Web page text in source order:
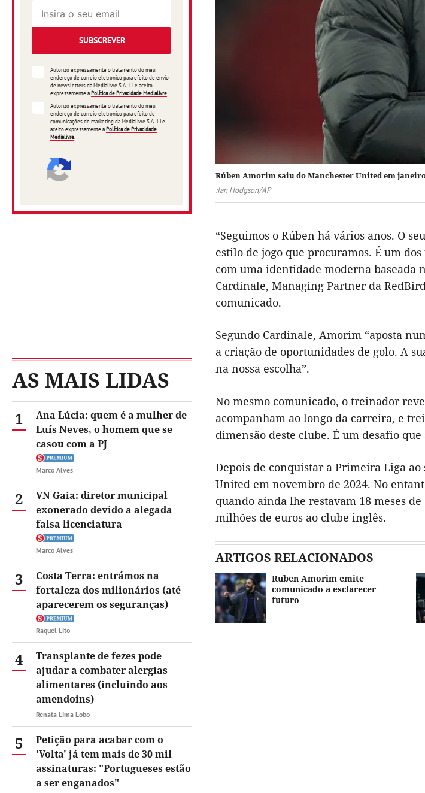
SUBSCREVER
Autorizo expressamente o tratamento do meu
endereço de correio eletrónico para efeito de envio
de newsletters da Medialivre S.A.. Li e aceito
expressamente aPolítica de Privacidade Medialivre
Autorizo expressamente o tratamento do meu
endereço de correio eletrónico para efeito de
comunicações de marketing da Medialivre S.A..Li e
aceito expressamente aPolítica de Privacidade
Medialivre
AS MAIS LIDAS
1
Ana Lúcia: quem é a mulher de
Luís Neves, o homem que se
casou com a PJ
Marco Alves
2
VN Gaia: diretor municipal
exonerado devido a alegada
falsa licenciatura
Marco Alves
3
Costa Terra: entrámos na
fortaleza dos milionários (até
aparecerem os seguranças)
Raquel Lito
4
Transplante de fezes pode
ajudar a combater alergias
alimentares (incluindo aos
amendoins)
Renata Lima Lobo
5
Petição para acabar com o
'Volta' já tem mais de 30 mil
assinaturas: "Portugueses estão
a ser enganados"
Rúben Amorim saiu do Manchester United em
:Ian Hodgson/AP
“Seguimos o Rúben há vários anos. O
estilo de jogo que procuramos. É um
com uma identidade moderna baseada
Cardinale, Managing Partner da
comunicado.
Segundo Cardinale, Amorim “aposta
a criação de oportunidades de golo. A
na nossa escolha”.
No mesmo comunicado, o treinador
acompanham ao longo da carreira, e
dimensão deste clube. É um desafio
Depois de conquistar a Primeira Liga
United em novembro de 2024. No
quando ainda lhe restavam 18 meses
milhões de euros ao clube inglês.
ARTIGOS RELACIONADOS
Ruben Amorim emite
comunicado a esclarecer
futuro